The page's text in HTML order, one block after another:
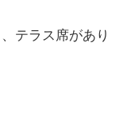
テラス席があり